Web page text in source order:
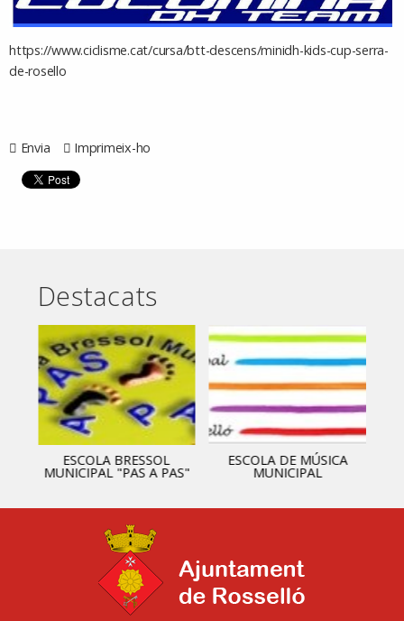
https://www.ciclisme.cat/cursa/btt-descens/minidh-kids-cup-serra-
de-rosello
Envia Imprimeix-ho
Destacats
ESCOLA BRESSOL
MUNICIPAL "PAS A PAS"
ESCOLA DE MÚSICA
MUNICIPAL